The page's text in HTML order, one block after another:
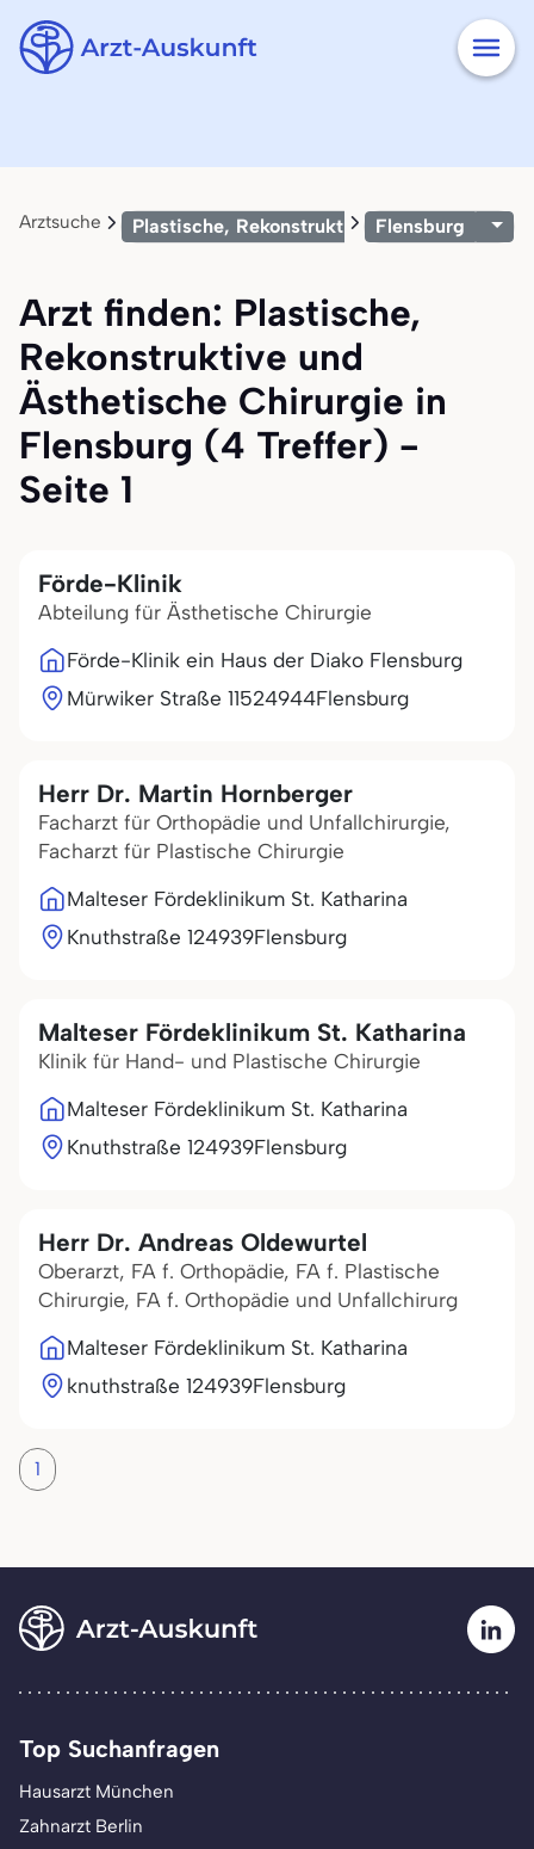
Arztsuche Plastische, Rekonstruktive und Ästhetische
Flensburg
Arzt finden: Plastische,
Rekonstruktive und
Ästhetische Chirurgie in
Flensburg (4 Treffer) -
Seite 1
Förde-Klinik
Abteilung für Ästhetische Chirurgie
Förde-Klinik ein Haus der Diako Flensburg
Mürwiker Straße 11524944Flensburg
Herr Dr. Martin Hornberger
Facharzt für Orthopädie und Unfallchirurgie,
Facharzt für Plastische Chirurgie
Malteser Fördeklinikum St. Katharina
Knuthstraße 124939Flensburg
Malteser Fördeklinikum St. Katharina
Klinik für Hand- und Plastische Chirurgie
Malteser Fördeklinikum St. Katharina
Knuthstraße 124939Flensburg
Herr Dr. Andreas Oldewurtel
Oberarzt, FA f. Orthopädie, FA f. Plastische
Chirurgie, FA f. Orthopädie und Unfallchirurg
Malteser Fördeklinikum St. Katharina
knuthstraße 124939Flensburg
1
Top Suchanfragen
Hausarzt München
Zahnarzt Berlin